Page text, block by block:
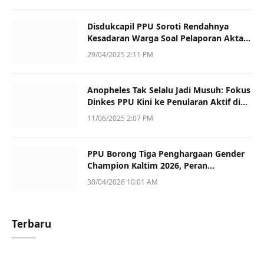
Disdukcapil PPU Soroti Rendahnya
Kesadaran Warga Soal Pelaporan Akta
Kematian
29/04/2025 2:11 PM
Anopheles Tak Selalu Jadi Musuh: Fokus
Dinkes PPU Kini ke Penularan Aktif di
Sotek
11/06/2025 2:07 PM
PPU Borong Tiga Penghargaan Gender
Champion Kaltim 2026, Peran
Perempuan Jadi Sorotan
30/04/2026 10:01 AM
Terbaru